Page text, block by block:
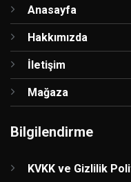
Anasayfa
Hakkımızda
İletişim
Mağaza
Bilgilendirme
KVKK ve Gizlilik